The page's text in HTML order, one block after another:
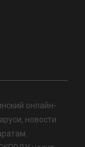
онлайн-
новости